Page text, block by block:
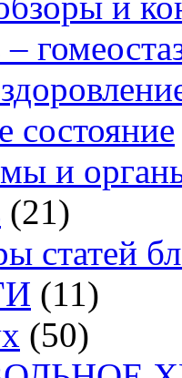
состояние
и
(21)
статей
(11)
(50)